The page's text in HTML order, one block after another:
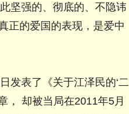
坚强的、彻底的、不隐讳
正的爱国的表现，是爱中
发表了《关于江泽民的‘二
， 却被当局在2011年5月